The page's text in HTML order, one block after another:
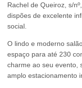
Rachel de Queiroz, s/
dispões de excelente
social.
O lindo e moderno
espaço para até 230
charme ao seu evento,
amplo estacionamento